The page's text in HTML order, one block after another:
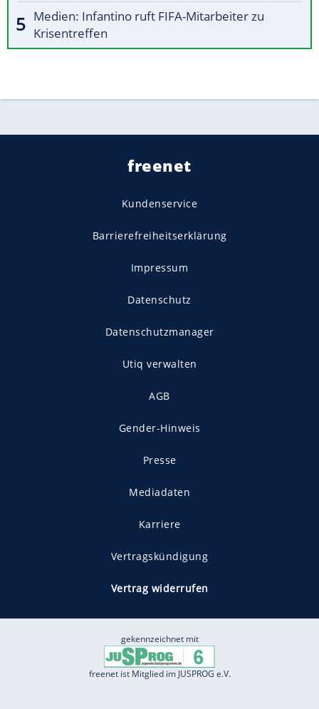
Medien: Infantino ruft FIFA-Mitarbeiter zu
Krisentreffen
freenet
Kundenservice
Barrierefreiheitserklärung
Impressum
Datenschutz
Datenschutzmanager
Utiq verwalten
AGB
Gender-Hinweis
Presse
Mediadaten
Karriere
Vertragskündigung
Vertrag widerrufen
gekennzeichnet mit
freenet ist Mitglied im JUSPROG e.V.